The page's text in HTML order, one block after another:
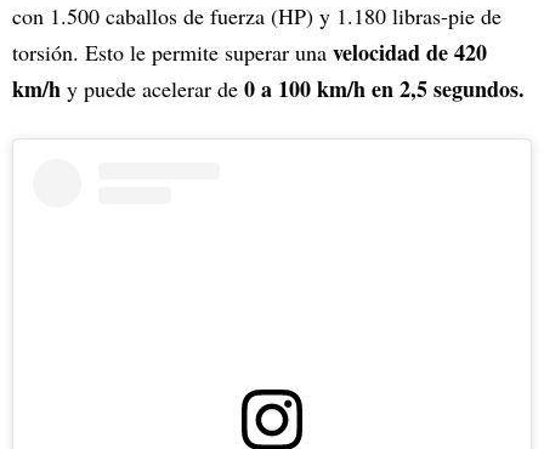
con 1.500 caballos de fuerza (HP) y 1.180 libras-pie de
torsión. Esto le permite superar una velocidad de 420
km/h y puede acelerar de 0 a 100 km/h en 2,5 segundos.